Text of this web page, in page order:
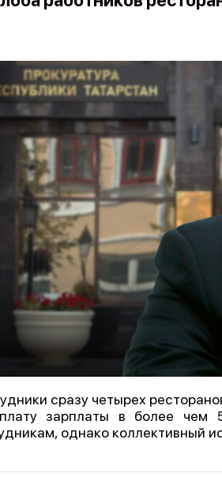
сразу четырех
зарплаты в более
однако коллективный